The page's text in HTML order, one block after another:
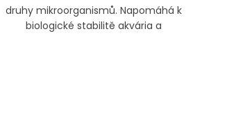
druhy mikroorganismů. Napomáhá k
biologické stabilitě akvária a